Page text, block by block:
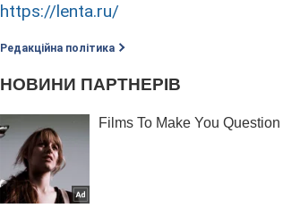
https://lenta.ru/
Редакційна політика